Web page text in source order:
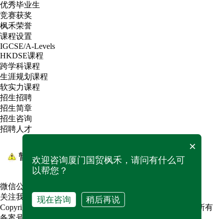
优秀毕业生
竞赛获奖
枫禾荣誉
课程设置
IGCSE/A-Levels
HKDSE课程
跨学科课程
生涯规划课程
软实力课程
招生招聘
招生简章
招生咨询
招聘人才
微信公众号
关注我们的官方微信
Copyright 2021国贸枫禾(厦门)教育管理有限公司 © 版权所有
×
欢迎咨询厦门国贸枫禾，请问有什么可
以帮您？
现在咨询 稍后再说